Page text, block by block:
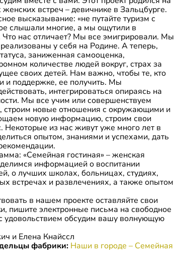
встреч – девичнике в Зальцбурге.
высказывание: «не путайте туризм с
слышали многие, а мы ощутили в
Что нас отличает? Мы все эмигрировали. Мы
у себя на Родине. А теперь,
заниженная самооценка,
количестве людей вокруг, страх за
своих детей. Нам важно, чтобы те, кто
и поддержке, ее получить. Мы
интегрироваться опираясь на
Мы все учим или совершенствуем
строим новые отношения с окружающими и
новую информацию, строим свои
Некоторые из нас живут уже много лет в
опытом, знаниями и успехами, дать
«Семейная гостиная» – женская
информацией о воспитании
о лучших школах, больницах, студиях,
встречах и развлечениях, а также опытом
в нашем проекте оставляйте свои
пишите электронные письма на свободное
удовольствием обсудим вашу волнующую
и Елена Кнайссл
фабрики: Наши в городе – Семейная